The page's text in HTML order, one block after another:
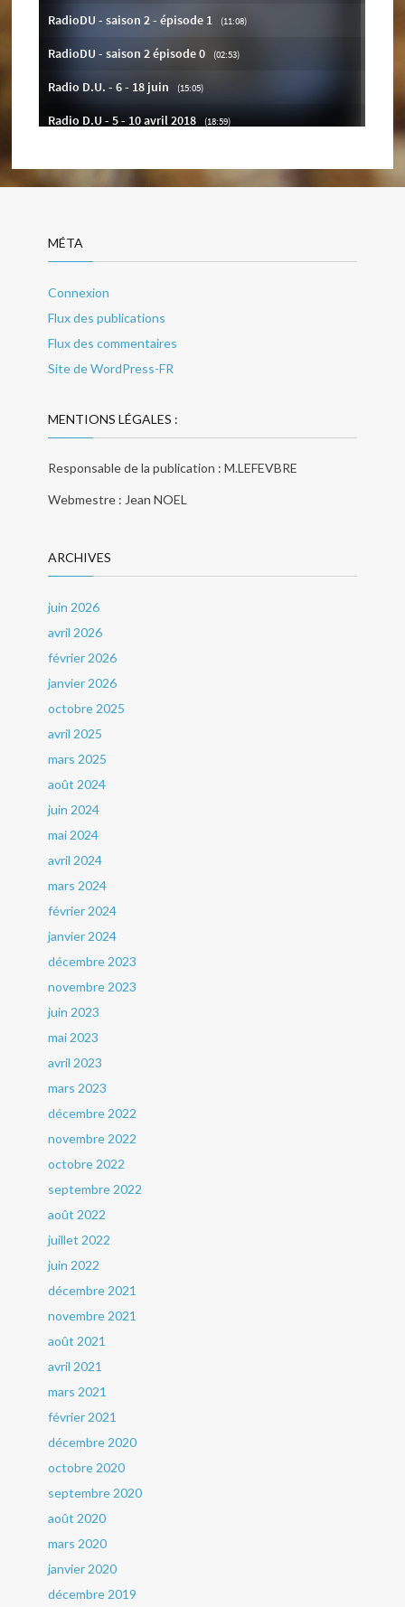
MÉTA
Connexion
Flux des publications
Flux des commentaires
Site de WordPress-FR
MENTIONS LÉGALES :
Responsable de la publication : M.LEFEVBRE
Webmestre : Jean NOEL
ARCHIVES
juin 2026
avril 2026
février 2026
janvier 2026
octobre 2025
avril 2025
mars 2025
août 2024
juin 2024
mai 2024
avril 2024
mars 2024
février 2024
janvier 2024
décembre 2023
novembre 2023
juin 2023
mai 2023
avril 2023
mars 2023
décembre 2022
novembre 2022
octobre 2022
septembre 2022
août 2022
juillet 2022
juin 2022
décembre 2021
novembre 2021
août 2021
avril 2021
mars 2021
février 2021
décembre 2020
octobre 2020
septembre 2020
août 2020
mars 2020
janvier 2020
décembre 2019